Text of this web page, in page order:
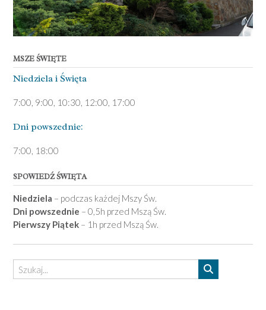
MSZE ŚWIĘTE
Niedziela ­i Święta
7:00, 9:00, 10:30, 12:00, 17:00
Dni pows­zednie:
7­:00, 18:00­
SPOWIEDŹ ŚWIĘTA
Niedziela – podczas każdej Mszy Św.
Dni powszednie – 0,5h przed Mszą Św.
Pierwszy Piątek – 1h przed Mszą Św.